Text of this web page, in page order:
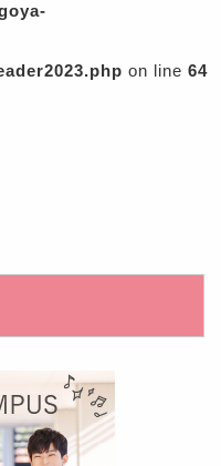
on line 64